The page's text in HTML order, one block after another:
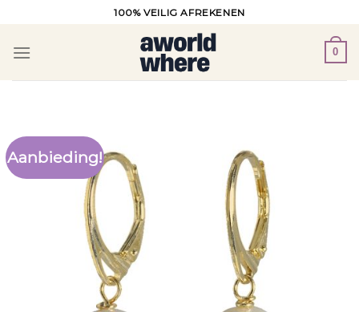
inhoud
100% VEILIG AFREKENEN
0
Aanbieding!